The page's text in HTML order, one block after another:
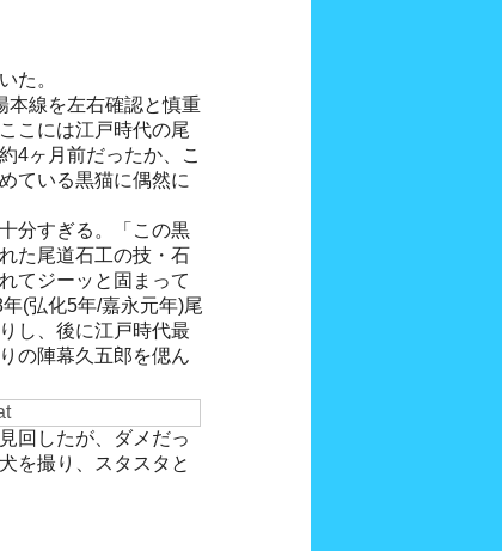
た。
本線を左右確認と慎重
こには江戸時代の尾
4ヶ月前だったか、こ
ている黒猫に偶然に
分すぎる。「この黒
た尾道石工の技・石
てジーッと固まって
(弘化5年/嘉永元年)尾
し、後に江戸時代最
の陣幕久五郎を偲ん
回したが、ダメだっ
を撮り、スタスタと